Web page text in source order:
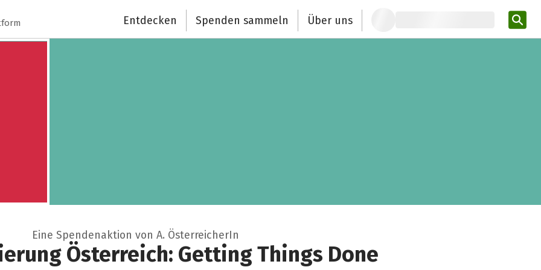
Entdecken Spenden sammeln Über uns
Eine Spendenaktion von A. ÖsterreicherIn
Österreich: Getting Things Done
Schließen